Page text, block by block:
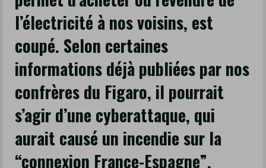
en
déconnexion,
les
lumières
éteintes,
tandis
qu’une
partie
du
l’électricité à nos voisins, est
coupé. Selon certaines
informations déjà publiées par nos
confrères du Figaro, il pourrait
s’agir d’une cyberattaque, qui
aurait causé un incendie sur la
“connexion France-Espagne”,